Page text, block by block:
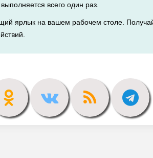
всего один раз.
ярлык на вашем рабочем столе.